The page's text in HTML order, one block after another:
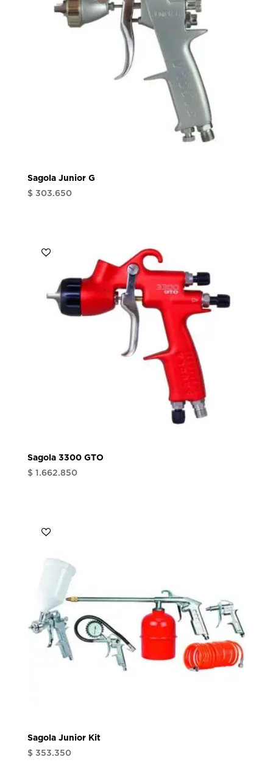
Sagola Junior G
$ 303.650
Sagola 3300 GTO
$ 1.662.850
Sagola Junior Kit
$ 353.350